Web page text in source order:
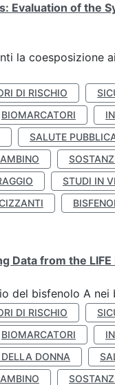
Evaluation of the
la coesposizione
DI RISCHIO
BIOMARCATORI
SALUTE
STUDI IN
from the LIFE
del bisfenolo A nei
DI RISCHIO
BIOMARCATORI
DONNA